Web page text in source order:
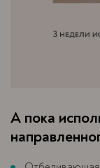
А пока